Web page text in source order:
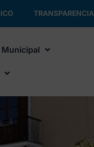
TRANSPARENCIA